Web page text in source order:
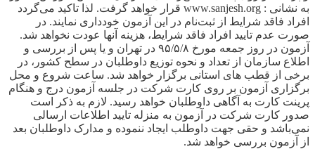
به نشانی : www.sanjesh.org قرار خواهد گرفت. لذا تاکید می‌گردد
افراد فاقد شرایط از ثبت‌نام در این آزمون خودداری نمایند. در
صورت عدم تایید افراد فاقد شرایط، هزینه آنها عودت نخواهد شد.
آزمون در روز جمعه مورخ ۹۵/۵/۸ در تهران و یا پس از بررسی و
اطلاع سازمان از تعداد و نحوه توزیع داوطلبان در سطح کشور، در
برخی از قطب های استانی برگزار خواهد شد. ساعت شروع و محل
برگزاری آزمون بر روی کارت شرکت در جلسه آزمون درج و هنگام
پرینت کارت به آگاهی داوطلبان خواهد رسید. لازم به ذکر است
صدور کارت شرکت در آزمون به منزله تایید اطلاعات ارسالی
نمی‌باشد و حقی جهت داوطلب ایجاد ننموده و مدارک داوطلبان بعد
از آزمون بررسی خواهد شد.